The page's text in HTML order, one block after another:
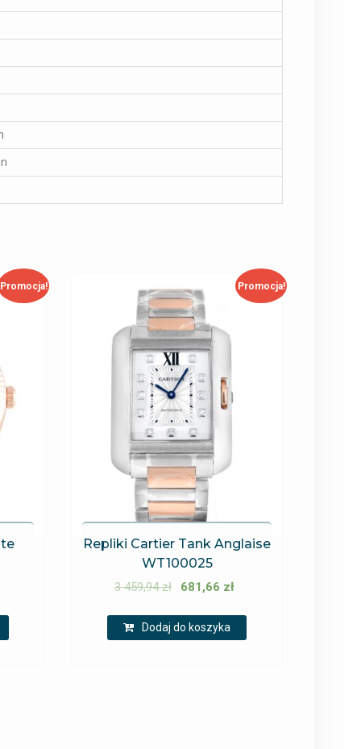
Promocja! Promocja!
Repliki Cartier Tank Anglaise
WT100025
3 459,94zł 681,66 zł
Dodaj do koszyka